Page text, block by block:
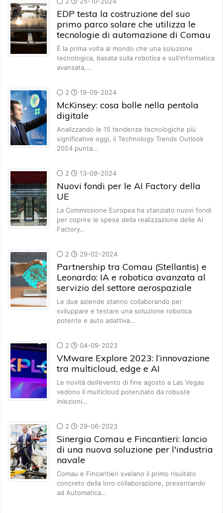
EDP testa la costruzione del suo
primo parco solare che utilizza le
tecnologie di automazione di Comau
È la prima volta al mondo che una soluzione
tecnologica, basata sulla robotica e sull'informatica
avanzata,…
2 19-09-2024
McKinsey: cosa bolle nella pentola
digitale
Analizzando le 15 tendenze tecnologiche più
significative oggi, il Technology Trends Outlook
2024 punta…
2 13-09-2024
Nuovi fondi per le AI Factory della
UE
La Commissione Europea ha stanziato nuovi fondi
per coprire le spese della realizzazione delle AI
Factory…
2 29-02-2024
Partnership tra Comau (Stellantis) e
Leonardo: IA e robotica avanzata al
servizio del settore aerospaziale
Le due aziende stanno collaborando per
sviluppare e testare una soluzione robotica
potente e auto adattiva…
2 04-09-2023
VMware Explore 2023: l’innovazione
tra multicloud, edge e AI
Le novità dell’evento di fine agosto a Las Vegas
vedono il multicloud potenziato da robuste
iniezioni…
2 29-06-2023
Sinergia Comau e Fincantieri: lancio
di una nuova soluzione per l'industria
navale
Comau e Fincantieri svelano il primo risultato
concreto della loro collaborazione, presentando
ad Automatica…